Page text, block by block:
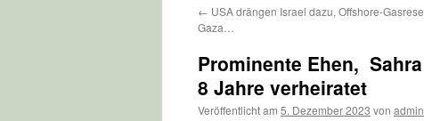
← USA drängen Israel dazu, Offshore-
Gaza…
Prominente Ehen,
8 Jahre verheiratet
Veröffentlicht am 5. Dezember 2023 von admin